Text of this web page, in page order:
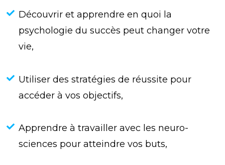
Découvrir et apprendre en quoi la
psychologie du succès peut changer votre
vie,
Utiliser des stratégies de réussite pour
accéder à vos objectifs,
Apprendre à travailler avec les neuro-
sciences pour atteindre vos buts,